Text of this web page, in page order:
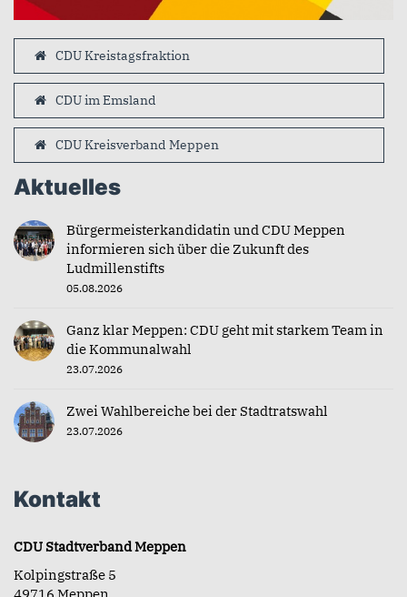
CDU Kreistagsfraktion
CDU im Emsland
CDU Kreisverband Meppen
Aktuelles
Bürgermeisterkandidatin und CDU Meppen
informieren sich über die Zukunft des
Ludmillenstifts
05.08.2026
Ganz klar Meppen: CDU geht mit starkem Team in
die Kommunalwahl
23.07.2026
Zwei Wahlbereiche bei der Stadtratswahl
23.07.2026
Kontakt
CDU Stadtverband Meppen
Kolpingstraße 5